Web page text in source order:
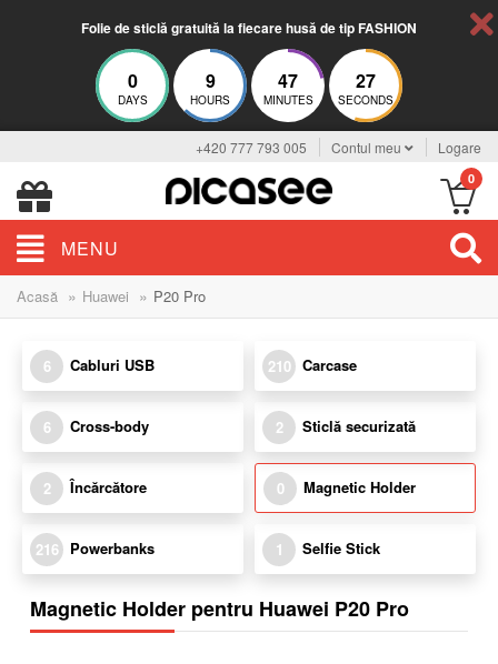
Folie de sticlă gratuită la fiecare husă de tip FASHION
0
DAYS
9
HOURS
47
MINUTES
27
SECONDS
+420 777 793 005 Contul meu Logare
0
MENU
Acasă » Huawei » P20 Pro
6 Cabluri USB 210 Carcase
6 Cross-body 2 Sticlă securizată
2 Încărcătore 0 Magnetic Holder
216 Powerbanks 1 Selfie Stick
Magnetic Holder pentru Huawei P20 Pro